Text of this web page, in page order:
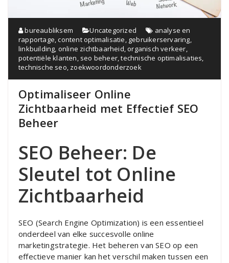
bureaubliksem Uncategorized
analyse en
rapportage,content optimalisatie, gebruikerservaring,
linkbuilding, online zichtbaarheid,organisch verkeer,
potentiële klanten, seo beheer,technische optimalisaties,
technische seo, zoekwoordonderzoek
Optimaliseer Online
Zichtbaarheid met Effectief SEO
Beheer
SEO Beheer: De
Sleutel tot Online
Zichtbaarheid
SEO (Search Engine Optimization) is een essentieel
onderdeel van elke succesvolle online
marketingstrategie. Het beheren van SEO op een
effectieve manier kan het verschil maken tussen een